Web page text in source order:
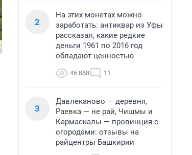
2
На этих монетах можно
заработать: антиквар из Уфы
рассказал, какие редкие
деньги 1961 по 2016 год
обладают ценностью
46 868 11
3
Давлеканово — деревня,
Раевка — не рай, Чишмы и
Кармаскалы — провинция с
огородами: отзывы на
райцентры Башкирии